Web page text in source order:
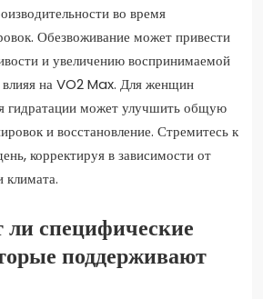
во время
Обезвоживание может привести
и увеличению воспринимаемой
влияя на VO2 Max. Для женщин
гидратации может улучшить общую
и восстановление. Стремитесь к
корректируя в зависимости от
климата.
специфические
поддерживают